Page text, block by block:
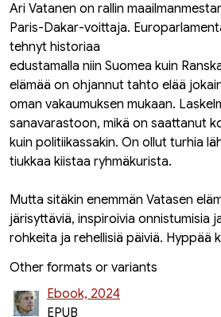
Ari Vatanen on rallin
Paris-Dakar-voittaja.
tehnyt historiaa
edustamalla niin Suomea kuin
elämää on ohjannut tahto elää
oman vakaumuksen mukaan.
sanavarastoon, mikä on saattanut
kuin politiikassakin. On ollut turhia
tiukkaa kiistaa ryhmäkurista.
Mutta sitäkin enemmän Vatasen
järisyttäviä, inspiroivia onnistumisia
rohkeita ja rehellisiä päiviä. Hyppää
Other formats or variants
Ebook, 2024
EPUB